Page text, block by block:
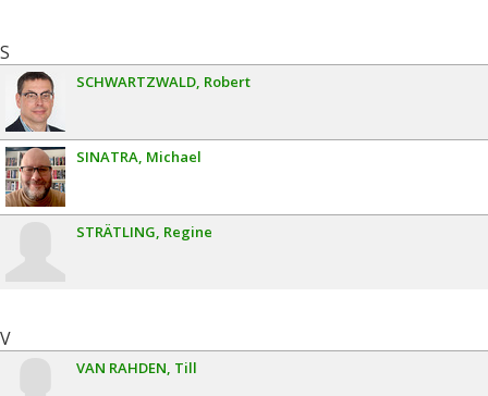
S
SCHWARTZWALD Robert
SINATRA Michael
STRÄTLING Regine
V
VAN RAHDEN Till